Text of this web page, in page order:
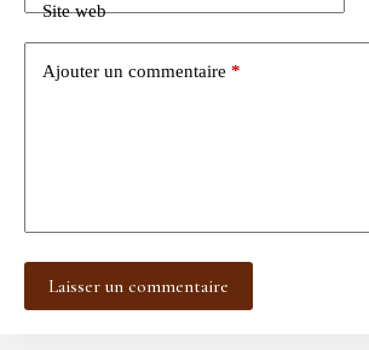
Site web
Ajouter un commentaire *
Laisser un commentaire